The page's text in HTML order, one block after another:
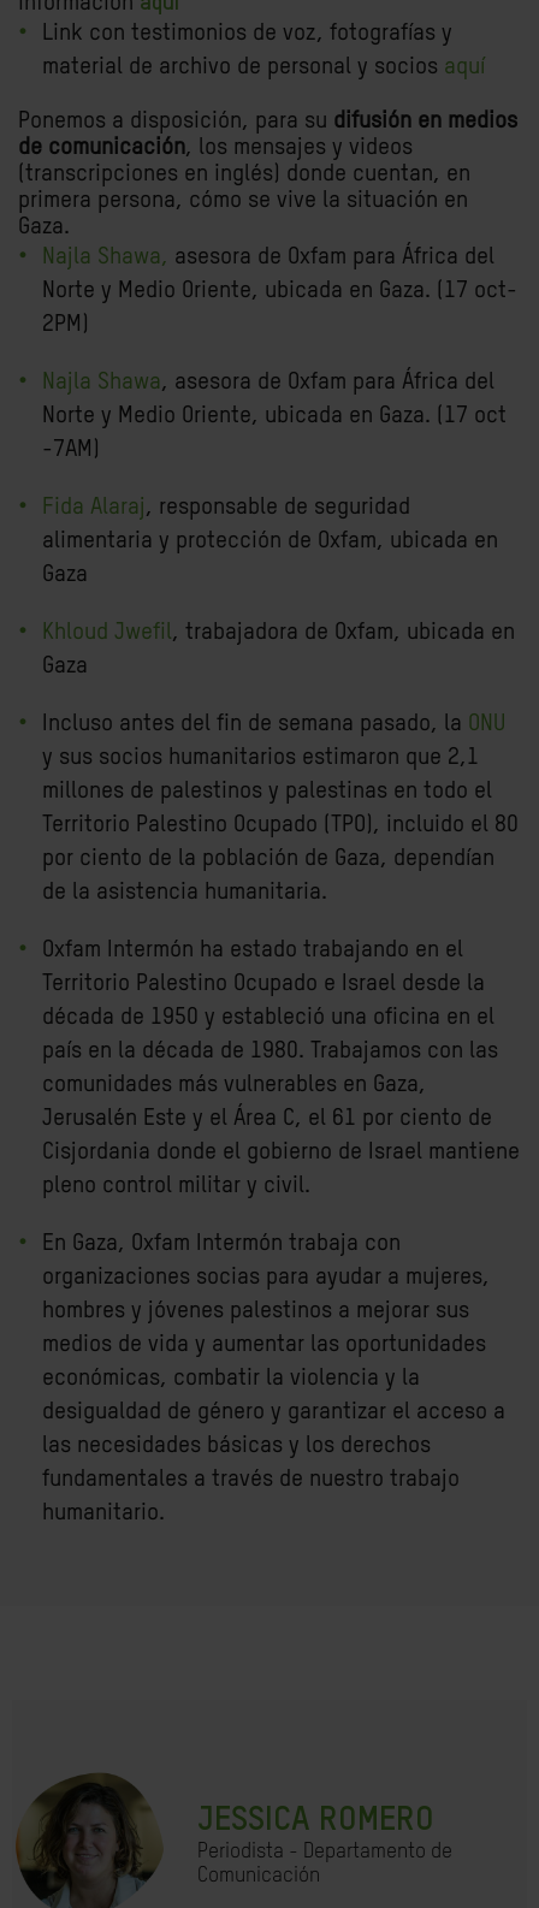
Link con testimonios de voz, fotografías y
material de archivo de personal y socios aquí
Ponemos a disposición, para su difusión en medios
de comunicación, los mensajes y videos
(transcripciones en inglés) donde cuentan, en
primera persona, cómo se vive la situación en
Gaza.
Najla Shawa, asesora de Oxfam para África del
Norte y Medio Oriente, ubicada en Gaza. (17 oct-
2PM)
Najla Shawa, asesora de Oxfam para África del
Norte y Medio Oriente, ubicada en Gaza. (17 oct
-7AM)
Fida Alaraj, responsable de seguridad
alimentaria y protección de Oxfam, ubicada en
Gaza
Khloud Jwefil, trabajadora de Oxfam, ubicada en
Gaza
Incluso antes del fin de semana pasado, la ONU
y sus socios humanitarios estimaron que 2,1
millones de palestinos y palestinas en todo el
Territorio Palestino Ocupado (TPO), incluido el 80
por ciento de la población de Gaza, dependían
de la asistencia humanitaria.
Oxfam Intermón ha estado trabajando en el
Territorio Palestino Ocupado e Israel desde la
década de 1950 y estableció una oficina en el
país en la década de 1980. Trabajamos con las
comunidades más vulnerables en Gaza,
Jerusalén Este y el Área C, el 61 por ciento de
Cisjordania donde el gobierno de Israel mantiene
pleno control militar y civil.
En Gaza, Oxfam Intermón trabaja con
organizaciones socias para ayudar a mujeres,
hombres y jóvenes palestinos a mejorar sus
medios de vida y aumentar las oportunidades
económicas, combatir la violencia y la
desigualdad de género y garantizar el acceso a
las necesidades básicas y los derechos
fundamentales a través de nuestro trabajo
humanitario.
JESSICA ROMERO
Periodista - Departamento de
Comunicación